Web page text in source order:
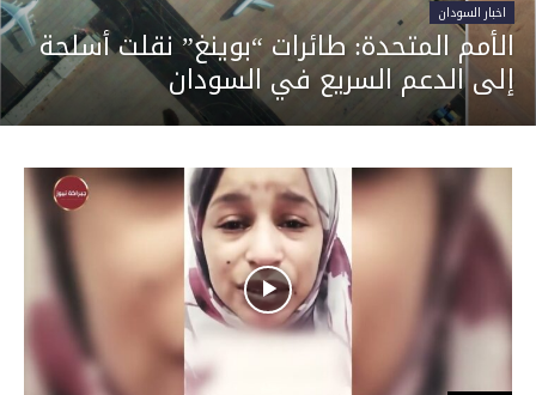
اخبار السودان
الأمم المتحدة: طائرات “بوينغ” نقلت أسلحة
إلى الدعم السريع في السودان